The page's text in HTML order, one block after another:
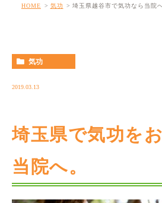
HOME 気功 埼玉県越谷市で気功なら当院
気功
2019.03.13
埼玉県で気功を
当院へ。